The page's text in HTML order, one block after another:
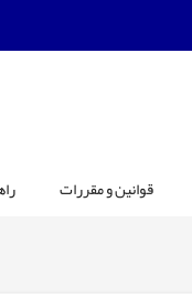
قوانین و مقررات